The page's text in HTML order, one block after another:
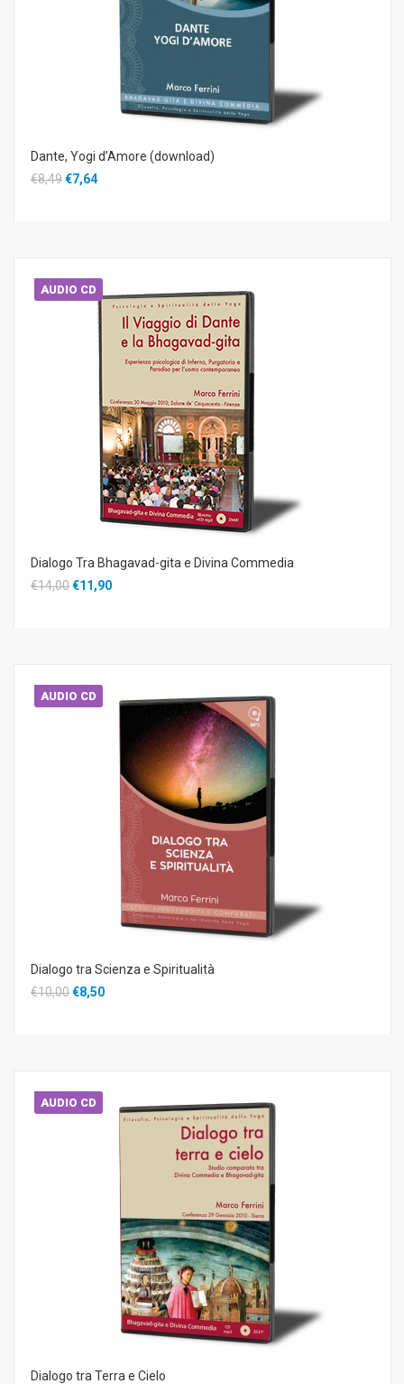
Dante, Yogi d’Amore (download)
€8,49€7,64
AUDIO CD
Dialogo Tra Bhagavad-gita e Divina Commedia
€14,00€11,90
AUDIO CD
Dialogo tra Scienza e Spiritualità
€10,00€8,50
AUDIO CD
Dialogo tra Terra e Cielo